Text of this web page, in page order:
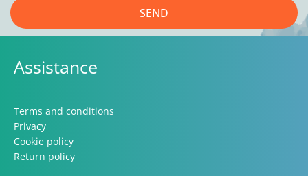
SEND
Assistance
Terms and conditions
Privacy
Cookie policy
Return policy